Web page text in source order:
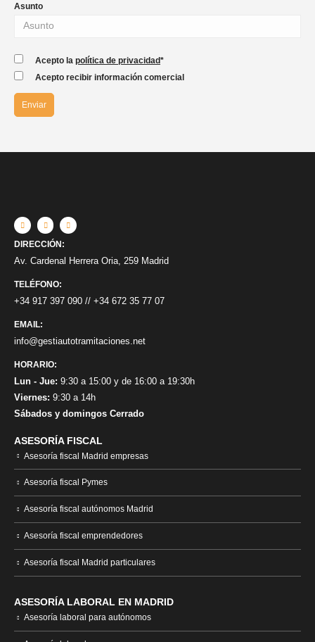
Asunto
Acepto la política de privacidad*
Acepto recibir información comercial
DIRECCIÓN:
Av. Cardenal Herrera Oria, 259 Madrid
TELÉFONO:
+34 917 397 090 // +34 672 35 77 07
EMAIL:
info@gestiautotramitaciones.net
HORARIO:
Lun - Jue: 9:30 a 15:00 y de 16:00 a 19:30h
Viernes: 9:30 a 14h
Sábados y domingos Cerrado
ASESORÍA FISCAL
Asesoría fiscal Madrid empresas
Asesoría fiscal Pymes
Asesoría fiscal autónomos Madrid
Asesoría fiscal emprendedores
Asesoría fiscal Madrid particulares
ASESORÍA LABORAL EN MADRID
Asesoría laboral para autónomos